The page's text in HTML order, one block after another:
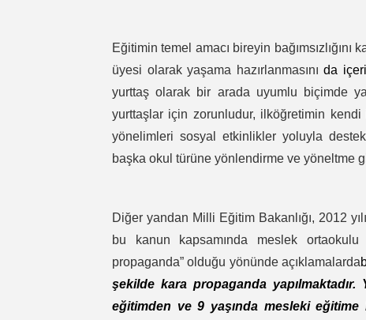
Eğitimin temel amacı bireyin
üyesi olarak yaşama hazırlanmasını da
yurttaş olarak bir arada uyumlu biçimde
yurttaşlar için zorunludur, ilköğretimin
yönelimleri sosyal etkinlikler yoluyla
başka okul türüne yönlendirme ve yöneltme
Diğer yandan Milli Eğitim Bakanlığı, 2012
bu kanun kapsamında meslek ortaokulu
propaganda” olduğu yönünde açıklamalarda
şekilde kara propaganda
eğitimden ve 9 yaşında mesleki